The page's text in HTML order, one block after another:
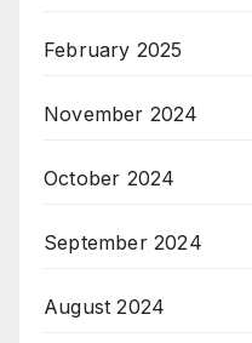
February 2025
November 2024
October 2024
September 2024
August 2024